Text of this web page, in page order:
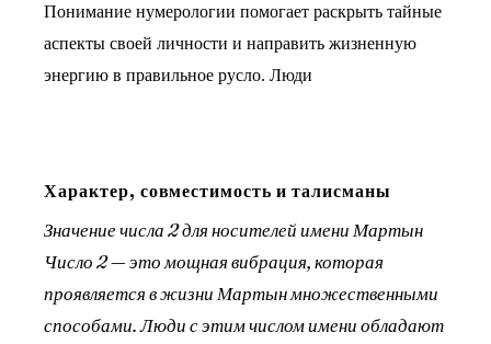
Понимание нумерологии помогает раскрыть тайные
аспекты своей личности и направить жизненную
энергию в правильное русло. Люди
Характер, совместимость и талисманы
Значение числа 2 для носителей имени Мартын
Число 2 — это мощная вибрация, которая
проявляется в жизни Мартын множественными
способами. Люди с этим числом имени обладают